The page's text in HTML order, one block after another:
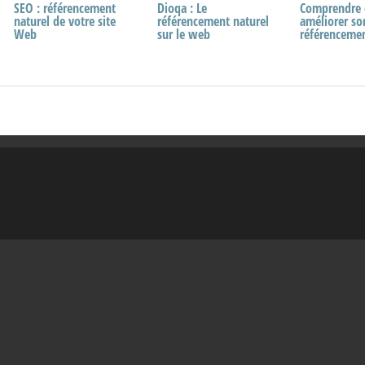
SEO : référencement
naturel de votre site
Web
Dioqa : Le
référencement naturel
sur le web
Comprendre
améliorer
Référencement SEO
(Premier sur Google) –
les astuces
La balise og open
graph en
référencement naturel
Vidéo#1
SEO